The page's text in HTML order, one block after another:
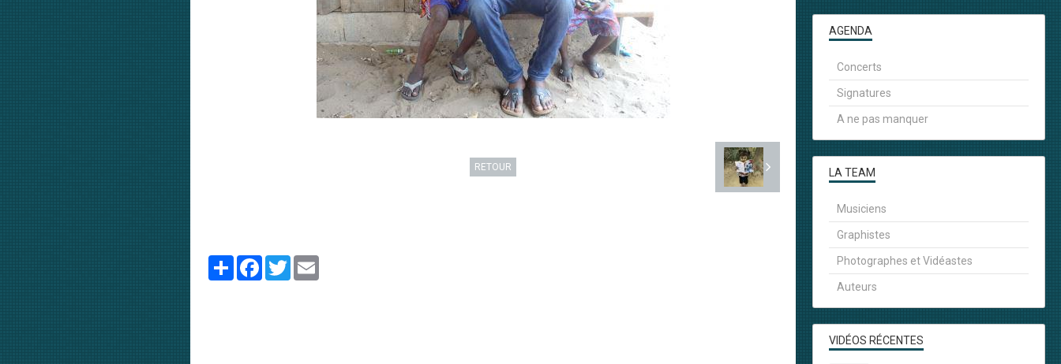
RETOUR
PartagerFacebook
TwitterEmail
AGENDA
Concerts
Signatures
A ne pas manquer
LA TEAM
Musiciens
Graphistes
Photographes et Vidéastes
Auteurs
VIDÉOS RÉCENTES